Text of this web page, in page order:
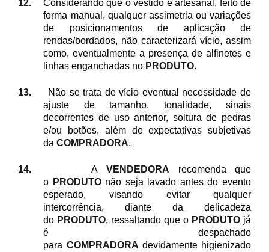
12.
Considerando que o vestido é artesanal, feito de
forma manual, qualquer assimetria ou variações
de posicionamentos de aplicação de
rendas/bordados, não caracterizará vício, assim
como, eventualmente a presença de alfinetes e
linhas enganchadas no PRODUTO.
13.
Não se trata de vício eventual necessidade de
ajuste de tamanho, tonalidade, sinais
decorrentes de uso anterior, soltura de pedras
e/ou botões, além de expectativas subjetivas
daCOMPRADORA.
14. AVENDEDORA recomenda que
o PRODUTO não seja lavado antes do evento
esperado, visando evitar qualquer
intercorrência, diante da delicadeza
do PRODUTO, ressaltando que o PRODUTO já
é despachado
para COMPRADORA devidamente higienizado